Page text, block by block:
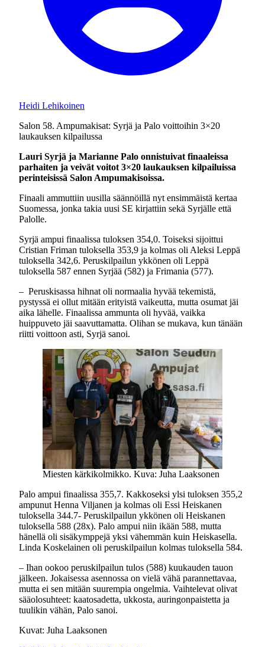
Heidi Lehikoinen
Salon 58. Ampumakisat: Syrjä ja Palo voittoihin 3×20
laukauksen kilpailussa
Lauri Syrjä ja Marianne Palo onnistuivat finaaleissa
parhaiten ja veivät voitot 3×20 laukauksen kilpailuissa
perinteisissä Salon Ampumakisoissa.
Finaali ammuttiin uusilla säännöillä nyt ensimmäistä kertaa
Suomessa, jonka takia uusi SE kirjattiin sekä Syrjälle että
Palolle.
Syrjä ampui finaalissa tuloksen 354,0. Toiseksi sijoittui
Cristian Friman tuloksella 353,9 ja kolmas oli Aleksi Leppä
tuloksella 342,6. Peruskilpailun ykkönen oli Leppä
tuloksella 587 ennen Syrjää (582) ja Frimania (577).
– Peruskisassa hihnat oli normaalia hyvää tekemistä,
pystyssä ei ollut mitään erityistä vaikeutta, mutta osumat jäi
aika lähelle. Finaalissa ammunta oli hyvää, vaikka
huippuveto jäi saavuttamatta. Olihan se mukava, kun tänään
riitti voittoon asti, Syrjä sanoi.
Miesten kärkikolmikko. Kuva: Juha Laaksonen
Palo ampui finaalissa 355,7. Kakkoseksi ylsi tuloksen 355,2
ampunut Henna Viljanen ja kolmas oli Essi Heiskanen
tuloksella 344.7- Peruskilpailun ykkönen oli Heiskanen
tuloksella 588 (28x). Palo ampui niin ikään 588, mutta
hänellä oli sisäkymppejä yksi vähemmän kuin Heiskasella.
Linda Koskelainen oli peruskilpailun kolmas tuloksella 584.
– Ihan ookoo peruskilpailun tulos (588) kuukauden tauon
jälkeen. Jokaisessa asennossa on vielä vähä parannettavaa,
mutta ei sen mitään suurempia ongelmia. Vaihtelevat olivat
sääolosuhteet: kaatosadetta, ukkosta, auringonpaistetta ja
tuulikin vähän, Palo sanoi.
Kuvat: Juha Laaksonen